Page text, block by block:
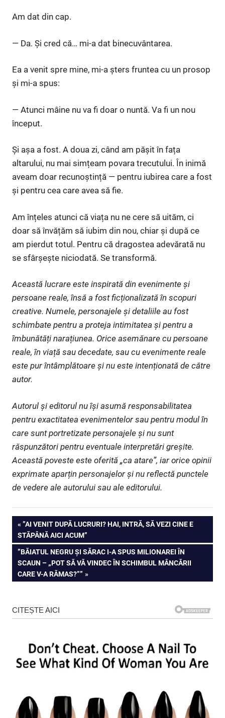
Am dat din cap.
— Da. Și cred că… mi-a dat binecuvântarea.
Ea a venit spre mine, mi-a șters fruntea cu un prosop
și mi-a spus:
— Atunci mâine nu va fi doar o nuntă. Va fi un nou
început.
Și așa a fost. A doua zi, când am pășit în fața
altarului, nu mai simțeam povara trecutului. În inimă
aveam doar recunoștință — pentru iubirea care a fost
și pentru cea care avea să fie.
Am înțeles atunci că viața nu ne cere să uităm, ci
doar să învățăm să iubim din nou, chiar și după ce
am pierdut totul. Pentru că dragostea adevărată nu
se sfârșește niciodată. Se transformă.
Această lucrare este inspirată din evenimente și
persoane reale, însă a fost ficționalizată în scopuri
creative. Numele, personajele și detaliile au fost
schimbate pentru a proteja intimitatea și pentru a
îmbunătăți narațiunea. Orice asemănare cu persoane
reale, în viață sau decedate, sau cu evenimente reale
este pur întâmplătoare și nu este intenționată de către
autor.
Autorul și editorul nu își asumă responsabilitatea
pentru exactitatea evenimentelor sau pentru modul în
care sunt portretizate personajele și nu sunt
răspunzători pentru eventuale interpretări greșite.
Această poveste este oferită „ca atare”, iar orice opinii
exprimate aparțin personajelor și nu reflectă punctele
de vedere ale autorului sau ale editorului.
Navigare
în
articole
PREVIOUS
POST:
”AI VENIT DUPĂ LUCRURI? HAI, INTRĂ, SĂ VEZI CINE E
STĂPÂNĂ AICI ACUM”
NEXT
POST:
”BĂIATUL NEGRU ȘI SĂRAC I-A SPUS MILIONAREI ÎN
SCAUN – „POT SĂ VĂ VINDEC ÎN SCHIMBUL MÂNCĂRII
CARE V-A RĂMAS?””